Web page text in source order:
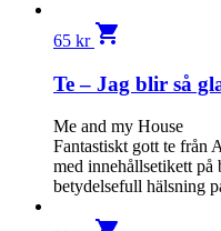
65 kr shopping_cart
Te – Jag blir så
Me and my House
Fantastiskt gott te från
med innehållsetikett på
betydelsefull hälsning